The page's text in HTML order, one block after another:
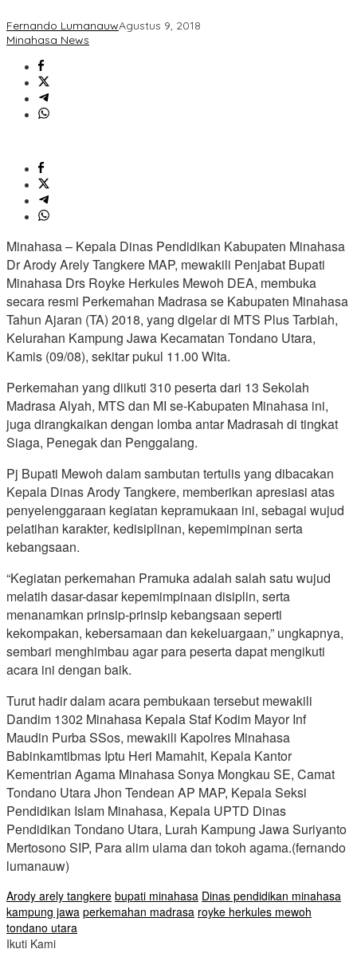
Fernando LumanauwAgustus 9, 2018
Minahasa News
Minahasa – Kepala Dinas Pendidikan Kabupaten Minahasa
Dr Arody Arely Tangkere MAP, mewakili Penjabat Bupati
Minahasa Drs Royke Herkules Mewoh DEA, membuka
secara resmi Perkemahan Madrasa se Kabupaten Minahasa
Tahun Ajaran (TA) 2018, yang digelar di MTS Plus Tarbiah,
Kelurahan Kampung Jawa Kecamatan Tondano Utara,
Kamis (09/08), sekitar pukul 11.00 Wita.
Perkemahan yang diikuti 310 peserta dari 13 Sekolah
Madrasa Alyah, MTS dan MI se-Kabupaten Minahasa ini,
juga dirangkaikan dengan lomba antar Madrasah di tingkat
Siaga, Penegak dan Penggalang.
Pj Bupati Mewoh dalam sambutan tertulis yang dibacakan
Kepala Dinas Arody Tangkere, memberikan apresiasi atas
penyelenggaraan kegiatan kepramukaan ini, sebagai wujud
pelatihan karakter, kedisiplinan, kepemimpinan serta
kebangsaan.
“Kegiatan perkemahan Pramuka adalah salah satu wujud
melatih dasar-dasar kepemimpinaan disiplin, serta
menanamkan prinsip-prinsip kebangsaan seperti
kekompakan, kebersamaan dan kekeluargaan,” ungkapnya,
sembari menghimbau agar para peserta dapat mengikuti
acara ini dengan baik.
Turut hadir dalam acara pembukaan tersebut mewakili
Dandim 1302 Minahasa Kepala Staf Kodim Mayor Inf
Maudin Purba SSos, mewakili Kapolres Minahasa
Babinkamtibmas Iptu Heri Mamahit, Kepala Kantor
Kementrian Agama Minahasa Sonya Mongkau SE, Camat
Tondano Utara Jhon Tendean AP MAP, Kepala Seksi
Pendidikan Islam Minahasa, Kepala UPTD Dinas
Pendidikan Tondano Utara, Lurah Kampung Jawa Suriyanto
Mertosono SIP, Para alim ulama dan tokoh agama.(fernando
lumanauw)
Arody arely tangkere bupati minahasa Dinas pendidikan minahasa
kampung jawa perkemahan madrasa royke herkules mewoh
tondano utara
Ikuti Kami